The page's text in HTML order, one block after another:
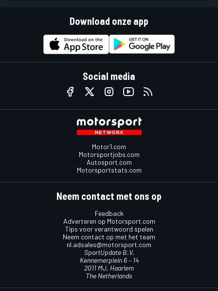
Download onze app
Social media
Motor1.com
Motorsportjobs.com
Autosport.com
Motorsportstats.com
Neem contact met ons op
Feedback
Adverteren op Motorsport.com
Tips voor verantwoord spelen
Neem contact op met het team
nl.adsales@motorsport.com
SportUpdate B.V.
Kennemerplein 6 – 14
2011 MJ, Haarlem
The Netherlands